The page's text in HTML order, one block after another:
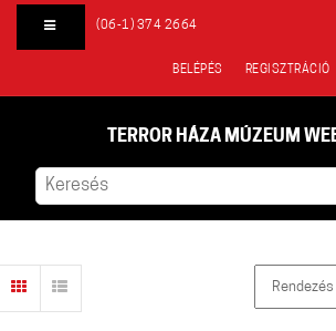
(06-1) 374 2664
BELÉPÉS REGISZTRÁCIÓ
TERROR HÁZA MÚZEUM